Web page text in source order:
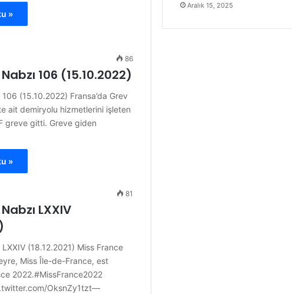
»
86
106 (15.10.2022)
106 (15.10.2022) Fransa’da Grev
ait demiryolu hizmetlerini işleten
greve gitti. Greve giden
»
81
LXXIV
LXXIV (18.12.2021) Miss France
Miss Île-de-France, est
2022.#MissFrance2022
OksnZy1tzt—
Aralık 15, 2025